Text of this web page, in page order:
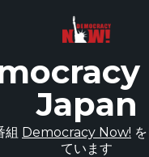
Japan
組 Democracy Now!
ています